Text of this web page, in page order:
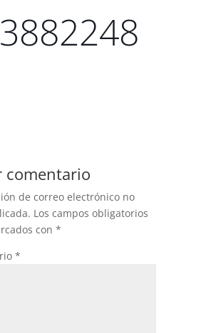
3882248
comentario
de correo electrónico no
Los campos obligatorios
con *
*